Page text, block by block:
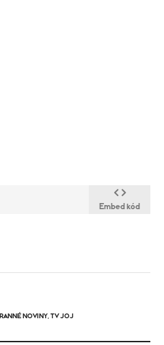
Embed kód
RANNÉ NOVINY, TV JOJ